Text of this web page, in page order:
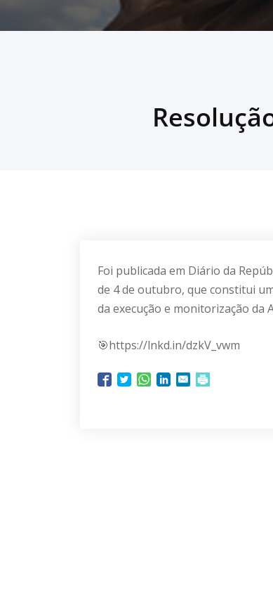
Foi publicada em Diário da
de 4 de outubro, que constitui
da execução e monitorização da
🎯https://lnkd.in/dzkV_vwm